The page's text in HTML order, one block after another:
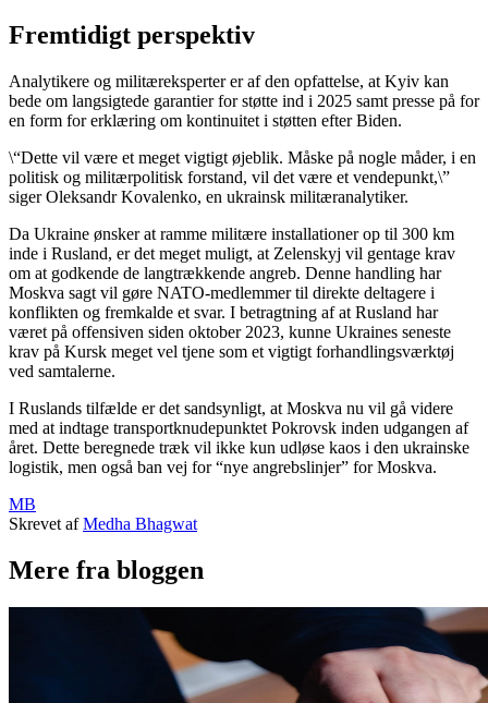
Fremtidigt perspektiv
Analytikere og militæreksperter er af den opfattelse, at Kyiv kan
bede om langsigtede garantier for støtte ind i 2025 samt presse på for
en form for erklæring om kontinuitet i støtten efter Biden.
\“Dette vil være et meget vigtigt øjeblik. Måske på nogle måder, i en
politisk og militærpolitisk forstand, vil det være et vendepunkt,\”
siger Oleksandr Kovalenko, en ukrainsk militæranalytiker.
Da Ukraine ønsker at ramme militære installationer op til 300 km
inde i Rusland, er det meget muligt, at Zelenskyj vil gentage krav
om at godkende de langtrækkende angreb. Denne handling har
Moskva sagt vil gøre NATO-medlemmer til direkte deltagere i
konflikten og fremkalde et svar. I betragtning af at Rusland har
været på offensiven siden oktober 2023, kunne Ukraines seneste
krav på Kursk meget vel tjene som et vigtigt forhandlingsværktøj
ved samtalerne.
I Ruslands tilfælde er det sandsynligt, at Moskva nu vil gå videre
med at indtage transportknudepunktet Pokrovsk inden udgangen af
året. Dette beregnede træk vil ikke kun udløse kaos i den ukrainske
logistik, men også ban vej for “nye angrebslinjer” for Moskva.
MB
Skrevet af Medha Bhagwat
Mere fra bloggen